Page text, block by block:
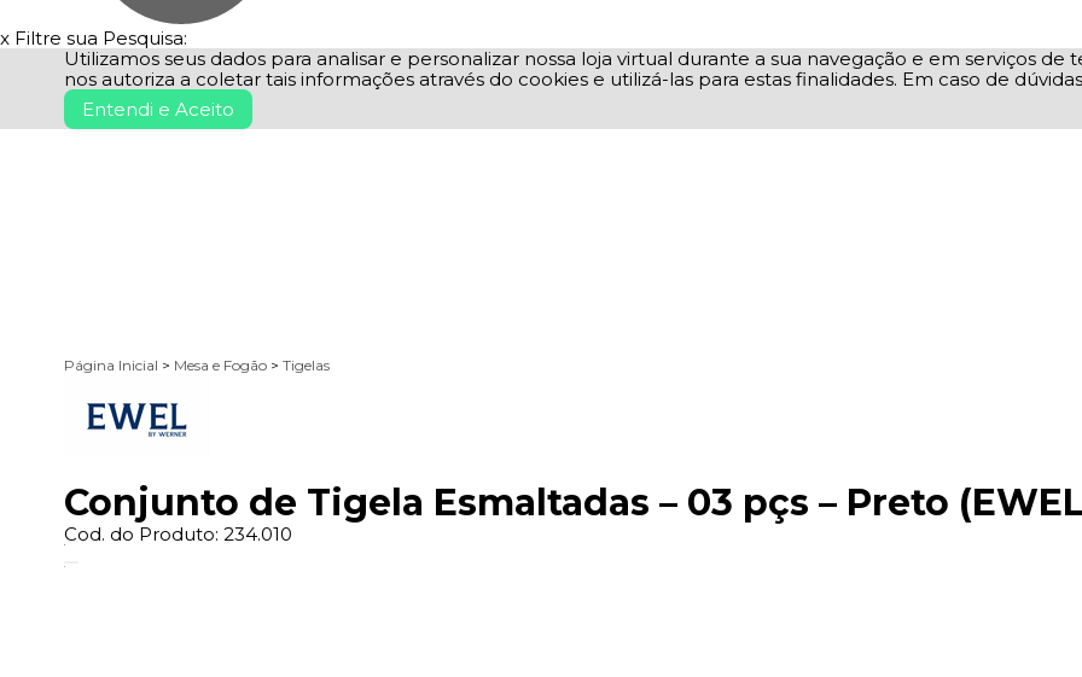
x Filtre sua Pesquisa:
Utilizamos seus dados para analisar e personalizar nossa loja virtual durante a sua navegação e em serviços
nos autoriza a coletar tais informações através do cookies e utilizá-las para estas finalidades. Em caso de
Entendi e Aceito
Página Inicial > Mesa e Fogão > Tigelas
Conjunto de Tigela Esmaltadas – 03 pçs – Preto
Cod. do Produto: 234.010